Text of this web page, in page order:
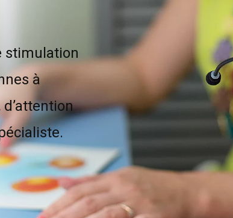
stimulation
à